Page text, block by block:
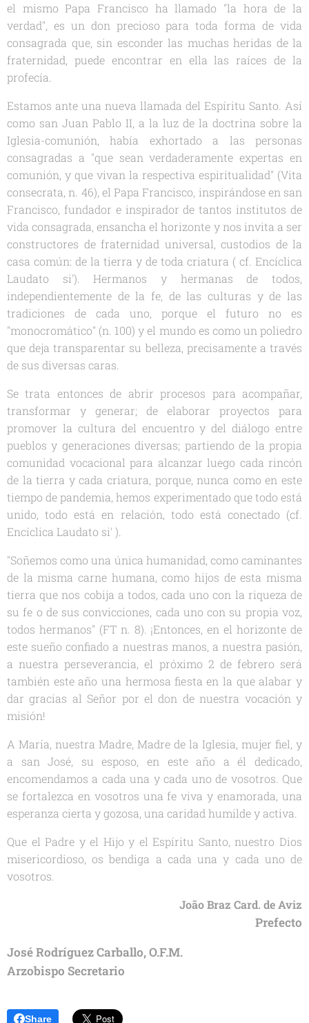
el mismo Papa Francisco ha llamado "la hora de la
verdad", es un don precioso para toda forma de vida
consagrada que, sin esconder las muchas heridas de la
fraternidad, puede encontrar en ella las raíces de la
profecía.
Estamos ante una nueva llamada del Espíritu Santo. Así
como san Juan Pablo II, a la luz de la doctrina sobre la
Iglesia-comunión, había exhortado a las personas
consagradas a "que sean verdaderamente expertas en
comunión, y que vivan la respectiva espiritualidad" (Vita
consecrata, n. 46), el Papa Francisco, inspirándose en san
Francisco, fundador e inspirador de tantos institutos de
vida consagrada, ensancha el horizonte y nos invita a ser
constructores de fraternidad universal, custodios de la
casa común: de la tierra y de toda criatura ( cf. Encíclica
Laudato si'). Hermanos y hermanas de todos,
independientemente de la fe, de las culturas y de las
tradiciones de cada uno, porque el futuro no es
"monocromático" (n. 100) y el mundo es como un poliedro
que deja transparentar su belleza, precisamente a través
de sus diversas caras.
Se trata entonces de abrir procesos para acompañar,
transformar y generar; de elaborar proyectos para
promover la cultura del encuentro y del diálogo entre
pueblos y generaciones diversas; partiendo de la propia
comunidad vocacional para alcanzar luego cada rincón
de la tierra y cada criatura, porque, nunca como en este
tiempo de pandemia, hemos experimentado que todo está
unido, todo está en relación, todo está conectado (cf.
Encíclica Laudato si' ).
"Soñemos como una única humanidad, como caminantes
de la misma carne humana, como hijos de esta misma
tierra que nos cobija a todos, cada uno con la riqueza de
su fe o de sus convicciones, cada uno con su propia voz,
todos hermanos" (FTn. 8). ¡Entonces, en el horizonte de
este sueño confiado a nuestras manos, a nuestra pasión,
a nuestra perseverancia, el próximo 2 de febrero será
también este año una hermosa fiesta en la que alabar y
dar gracias al Señor por el don de nuestra vocación y
misión!
A María, nuestra Madre, Madre de la Iglesia, mujer fiel, y
a san José, su esposo, en este año a él dedicado,
encomendamos a cada una y cada uno de vosotros. Que
se fortalezca en vosotros una fe viva y enamorada, una
esperanza cierta y gozosa, una caridad humilde y activa.
Que el Padre y el Hijo y el Espíritu Santo, nuestro Dios
misericordioso, os bendiga a cada una y cada uno de
vosotros.
João Braz Card. de Aviz
Prefecto
José Rodríguez Carballo, O.F.M.
Arzobispo Secretario
Share